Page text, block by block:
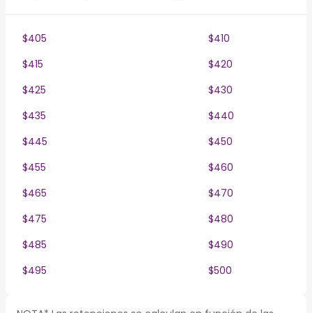
$405
$410
$415
$420
$425
$430
$435
$440
$445
$450
$455
$460
$465
$470
$475
$480
$485
$490
$495
$500